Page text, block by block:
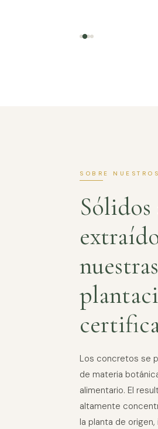
SOBRE
Los concretos se
de materia
alimentario. El
altamente
la planta de